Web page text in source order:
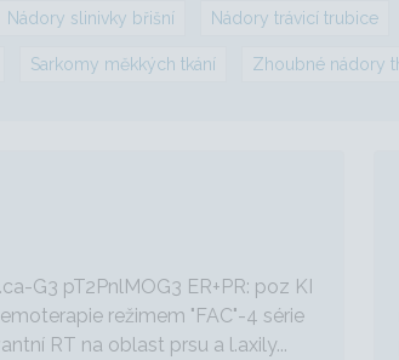
Nádory slinivky břišní Nádory trávicí trubice
Sarkomy měkkých tkání Zhoubné nádory
G3 pT2PnlMOG3 ER+PR: poz KI
režimem "FAC"-4 série
RT na oblast prsu a l.axily...